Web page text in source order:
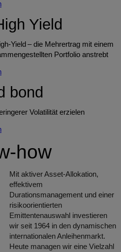
Yield
Yield – die Mehrertrag mit einem
Portfolio anstrebt
bond
Volatilität erzielen
how
Mit aktiver Asset-Allokation,
effektivem
Durationsmanagement und einer
risikoorientierten
Emittentenauswahl investieren
wir seit 1964 in den dynamischen
internationalen Anleihenmarkt.
Heute managen wir eine Vielzahl